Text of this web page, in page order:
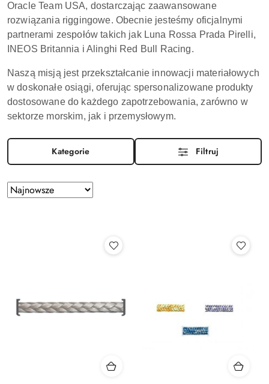
Oracle Team USA, dostarczając zaawansowane
rozwiązania riggingowe. Obecnie jesteśmy oficjalnymi
partnerami zespołów takich jak Luna Rossa Prada Pirelli,
INEOS Britannia i Alinghi Red Bull Racing.
Naszą misją jest przekształcanie innowacji materiałowych
w doskonałe osiągi, oferując spersonalizowane produkty
dostosowane do każdego zapotrzebowania, zarówno w
sektorze morskim, jak i przemysłowym.
Kategorie Filtruj
Zastosowano
sortowanie:
Sortuj
według